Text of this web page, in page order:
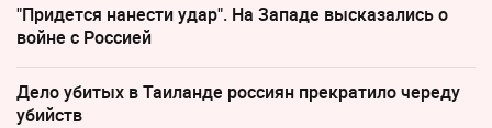
"Придется нанести удар". На Западе высказались о
войне с Россией
Дело убитых в Таиланде россиян прекратило череду
убийств